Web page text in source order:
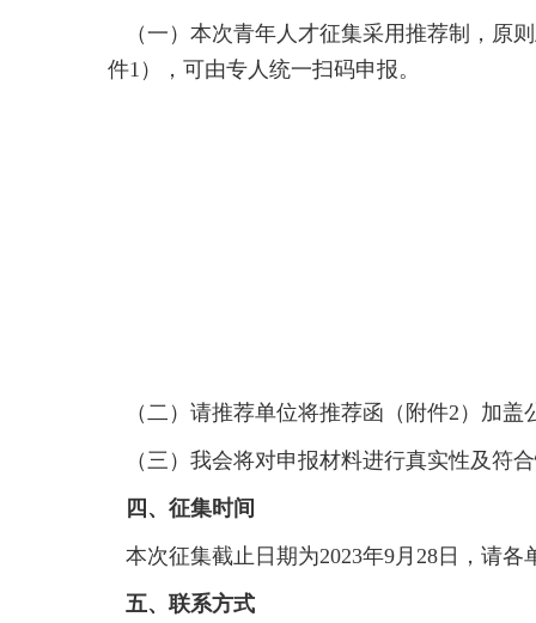
（一）本次青年人才征集采用推荐制，原
件1），可由专人统一扫码申报。
（二）请推荐单位将推荐函（附件2）加盖
（三）我会将对申报材料进行真实性及符
四、征集时间
本次征集截止日期为2023年9月28日，请
五、联系方式